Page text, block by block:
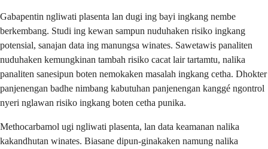
Gabapentin ngliwati plasenta lan dugi ing bayi ingkang nembe
berkembang. Studi ing kewan sampun nuduhaken risiko ingkang
potensial, sanajan data ing manungsa winates. Sawetawis panaliten
nuduhaken kemungkinan tambah risiko cacat lair tartamtu, nalika
panaliten sanesipun boten nemokaken masalah ingkang cetha. Dhokter
panjenengan badhe nimbang kabutuhan panjenengan kanggé ngontrol
nyeri nglawan risiko ingkang boten cetha punika.
Methocarbamol ugi ngliwati plasenta, lan data keamanan nalika
kakandhutan winates. Biasane dipun-ginakaken namung nalika